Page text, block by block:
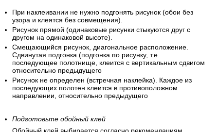
При наклеивании не нужно подгонять рисунок (обои без
узора и клеятся без совмещения).
Рисунок прямой (одинаковые рисунки стыкуются друг с
другом на одинаковой высоте).
Смещающийся рисунок, диагональное расположение.
Сдвинутая подгонка (подгонка по рисунку, т.е.
последующее полотнище, клеится с вертикальным сдвигом
относительно предыдущего
Рисунок не определен (встречная наклейка). Каждое из
последующих полотен клеится в противоположном
направлении, относительно предыдущего
Подготовьте обойный клей